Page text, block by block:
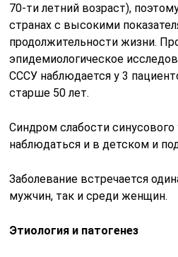
70-ти летний возраст),
странах с высокими
продолжительности жизни.
эпидемиологическое
СССУ наблюдается у 3
старше 50 лет.
Синдром слабости
наблюдаться и в детском и
Заболевание встречается
мужчин, так и среди женщин.
Этиология и патогенез